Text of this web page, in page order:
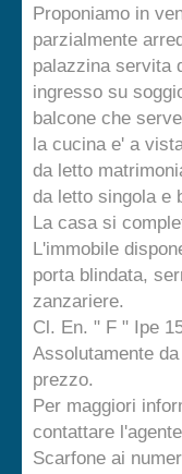
Proponiamo in
parzialmente
palazzina servita
ingresso su
balcone che
la cucina e' a
da letto
da letto singola e
La casa si
L'immobile
porta blindata,
zanzariere.
Cl. En. " F " Ipe
Assolutamente
prezzo.
Per maggiori
contattare
Scarfone ai